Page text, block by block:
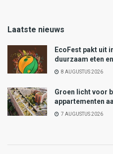
Laatste nieuws
EcoFest pakt uit
duurzaam eten
8 AUGUSTUS 2026
Groen licht voor
appartementen
7 AUGUSTUS 2026